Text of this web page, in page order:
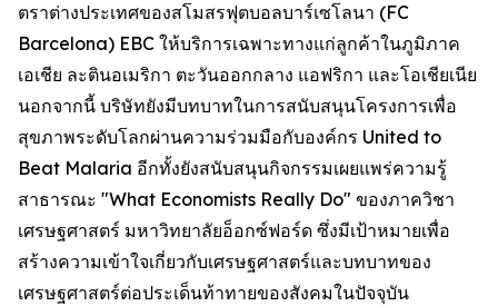
ตราต่างประเทศของสโมสรฟุตบอลบาร์เซโลนา (FC
Barcelona) EBC ให้บริการเฉพาะทางแก่ลูกค้าในภูมิภาค
เอเชีย ละตินอเมริกา ตะวันออกกลาง แอฟริกา และโอเชียเนีย
นอกจากนี้ บริษัทยังมีบทบาทในการสนับสนุนโครงการเพื่อ
สุขภาพระดับโลกผ่านความร่วมมือกับองค์กร United to
Beat Malaria อีกทั้งยังสนับสนุนกิจกรรมเผยแพร่ความรู้
สาธารณะ "What Economists Really Do" ของภาควิชา
เศรษฐศาสตร์ มหาวิทยาลัยอ็อกซ์ฟอร์ด ซึ่งมีเป้าหมายเพื่อ
สร้างความเข้าใจเกี่ยวกับเศรษฐศาสตร์และบทบาทของ
เศรษฐศาสตร์ต่อประเด็นท้าทายของสังคมในปัจจุบัน